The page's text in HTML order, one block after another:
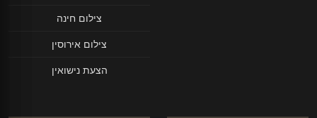
צילום חינה
צילום אירוסין
הצעת נישואין